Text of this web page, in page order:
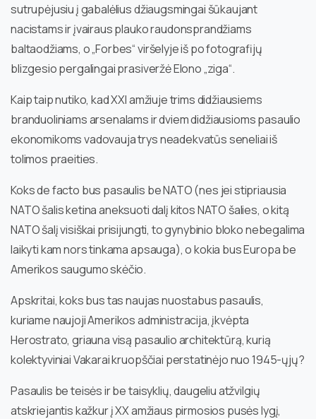
sutrupėjusiu į gabalėlius džiaugsmingai šūkaujant
nacistams ir įvairaus plauko raudonsprandžiams
baltaodžiams, o „Forbes“ viršelyje iš po fotografijų
blizgesio pergalingai prasiveržė Elono „ziga“.
Kaip taip nutiko, kad XXI amžiuje trims didžiausiems
branduoliniams arsenalams ir dviem didžiausioms pasaulio
ekonomikoms vadovauja trys neadekvatūs seneliai iš
tolimos praeities.
Koks de facto bus pasaulis be NATO (nes jei stipriausia
NATO šalis ketina aneksuoti dalį kitos NATO šalies, o kitą
NATO šalį visiškai prisijungti, to gynybinio bloko nebegalima
laikyti kam nors tinkama apsauga), o kokia bus Europa be
Amerikos saugumo skėčio.
Apskritai, koks bus tas naujas nuostabus pasaulis,
kuriame naujoji Amerikos administracija, įkvėpta
Herostrato, griauna visą pasaulio architektūrą, kurią
kolektyviniai Vakarai kruopščiai perstatinėjo nuo 1945-ųjų?
Pasaulis be teisės ir be taisyklių, daugeliu atžvilgių
atskriejantis kažkur į XX amžiaus pirmosios pusės lygį,